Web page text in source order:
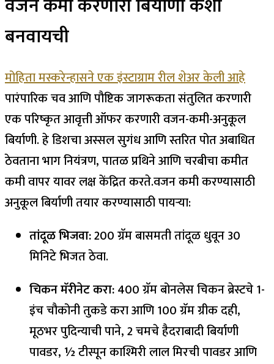
बनवायची
मोहिता मस्करेन्हासने एक इंस्टाग्राम रील शेअर केली आहे
पारंपारिक चव आणि पौष्टिक जागरूकता संतुलित करणारी
एक परिष्कृत आवृत्ती ऑफर करणारी वजन-कमी-अनुकूल
बिर्याणी. हे डिशचा अस्सल सुगंध आणि स्तरित पोत अबाधित
ठेवताना भाग नियंत्रण, पातळ प्रथिने आणि चरबीचा कमीत
कमी वापर यावर लक्ष केंद्रित करते.वजन कमी करण्यासाठी
अनुकूल बिर्याणी तयार करण्यासाठी पायऱ्या:
तांदूळ भिजवा:200 ग्रॅम बासमती तांदूळ धुवून 30
मिनिटे भिजत ठेवा.
चिकन मॅरीनेट करा:400 ग्रॅम बोनलेस चिकन ब्रेस्टचे 1-
इंच चौकोनी तुकडे करा आणि 100 ग्रॅम ग्रीक दही,
मूठभर पुदिन्याची पाने, 2 चमचे हैदराबादी बिर्याणी
पावडर, ½ टीस्पून काश्मिरी लाल मिरची पावडर आणि